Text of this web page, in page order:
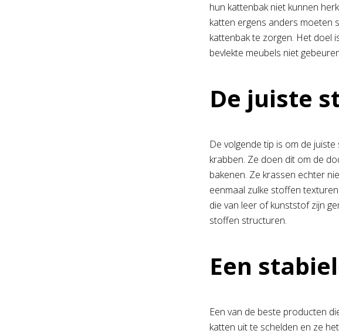
hun kattenbak niet kunnen
katten ergens anders moeten
kattenbak te zorgen. Het doel
bevlekte meubels niet
De juiste
De volgende tip is om de
krabben. Ze doen dit om de
bakenen. Ze krassen echter
eenmaal zulke stoffen
die van leer of kunststof zijn
stoffen structuren.
Een
Een van de beste producten
katten uit te schelden en ze